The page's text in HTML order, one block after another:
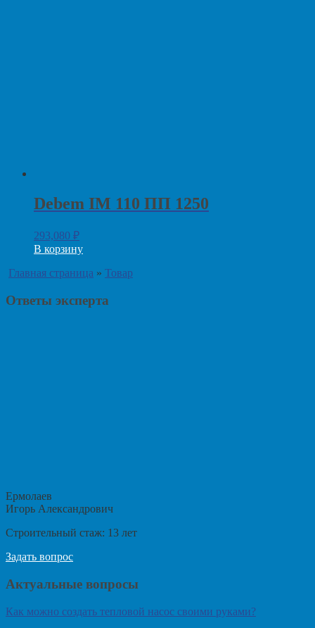
Debem IM 110 ПП 1250
293,080 ₽
В корзину
Главная страница » Товар
Ответы эксперта
Ермолаев
Игорь Александрович
Строительный стаж: 13 лет
Задать вопрос
Актуальные вопросы
Как можно создать тепловой насос своими руками?